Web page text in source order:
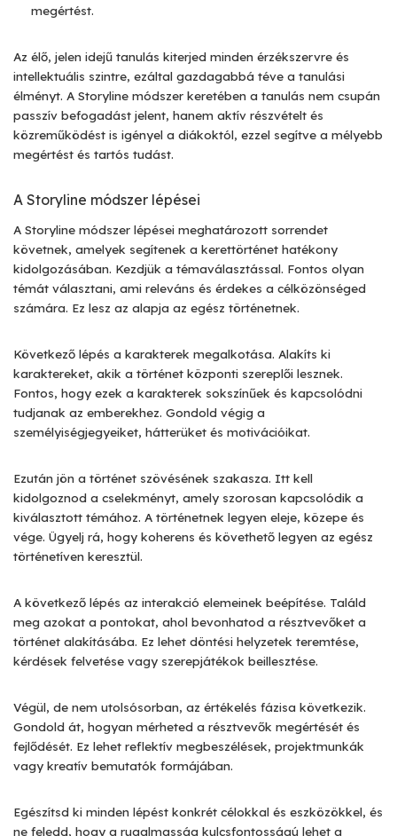
megértést.
Az élő, jelen idejű tanulás kiterjed minden érzékszervre és
intellektuális szintre, ezáltal gazdagabbá téve a tanulási
élményt. A Storyline módszer keretében a tanulás nem csupán
passzív befogadást jelent, hanem aktív részvételt és
közreműködést is igényel a diákoktól, ezzel segítve a mélyebb
megértést és tartós tudást.
A Storyline módszer lépései
A Storyline módszer lépései meghatározott sorrendet
követnek, amelyek segítenek a kerettörténet hatékony
kidolgozásában. Kezdjük a témaválasztással. Fontos olyan
témát választani, ami releváns és érdekes a célközönséged
számára. Ez lesz az alapja az egész történetnek.
Következő lépés a karakterek megalkotása. Alakíts ki
karaktereket, akik a történet központi szereplői lesznek.
Fontos, hogy ezek a karakterek sokszínűek és kapcsolódni
tudjanak az emberekhez. Gondold végig a
személyiségjegyeiket, hátterüket és motivációikat.
Ezután jön a történet szövésének szakasza. Itt kell
kidolgoznod a cselekményt, amely szorosan kapcsolódik a
kiválasztott témához. A történetnek legyen eleje, közepe és
vége. Ügyelj rá, hogy koherens és követhető legyen az egész
történetíven keresztül.
A következő lépés az interakció elemeinek beépítése. Találd
meg azokat a pontokat, ahol bevonhatod a résztvevőket a
történet alakításába. Ez lehet döntési helyzetek teremtése,
kérdések felvetése vagy szerepjátékok beillesztése.
Végül, de nem utolsósorban, az értékelés fázisa következik.
Gondold át, hogyan mérheted a résztvevők megértését és
fejlődését. Ez lehet reflektív megbeszélések, projektmunkák
vagy kreatív bemutatók formájában.
Egészítsd ki minden lépést konkrét célokkal és eszközökkel, és
ne feledd, hogy a rugalmasság kulcsfontosságú lehet a